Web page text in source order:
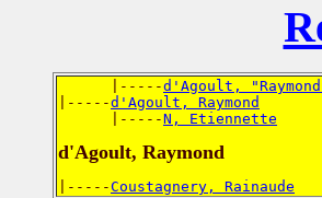
      |-----
d'Agoult,
|-----d'Agoult, Raymond
      |-----
N, Etiennette
d'Agoult, Raymond
|-----Coustagnery, Rainaude